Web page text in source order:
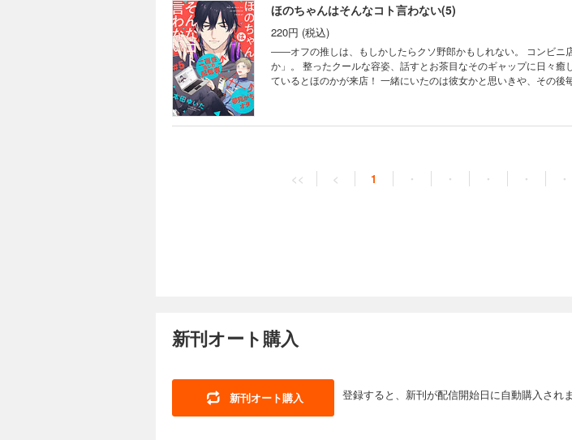
ほのちゃんはそんなコト言わない(5)
220円 (税込)
――オフの推しは、もしかしたらクソ野郎かもしれない。 コンビニ店員・ケーゴの推しは人気配信者の「ほの
か」。 整ったクールな容姿、話すとお茶目なそのギャップに日々
ているとほのかが来店！ 一緒にいたのは彼女かと思いきや、その後毎日違う女性を連れてくるほのかに、悲しいか
マンティック・コメディBL！
<< < 1 ・ ・ ・ ・ ・
新刊オート購入
新刊オート購入 登録すると、新刊が配信開始日に自動購入され